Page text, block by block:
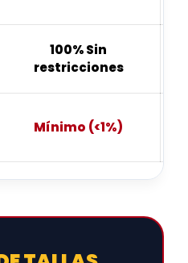
100% Sin
restricciones
Mínimo (<1%)